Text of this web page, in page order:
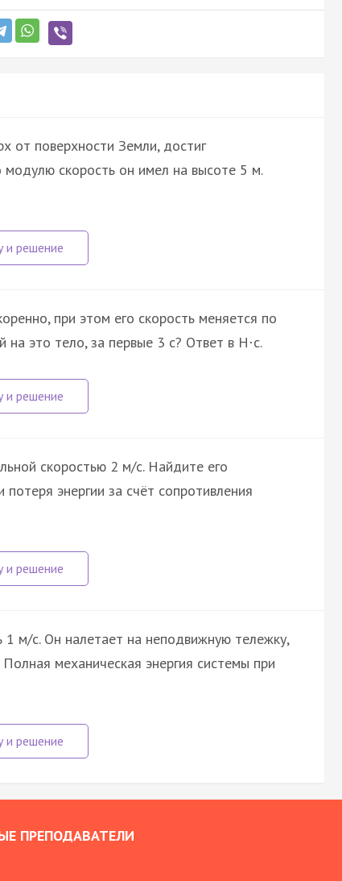
от поверхности Земли, достиг
скорость он имел на высоте 5 м.
при этом его скорость меняется по
это тело, за первые 3 с? Ответ в H·с.
скоростью 2 м/с. Найдите его
энергии за счёт сопротивления
м/с. Он налетает на неподвижную тележку,
механическая энергия системы при
ПРЕПОДАВАТЕЛИ